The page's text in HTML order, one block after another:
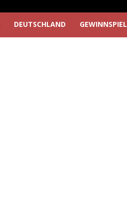
DEUTSCHLAND GEWINNSPIEL